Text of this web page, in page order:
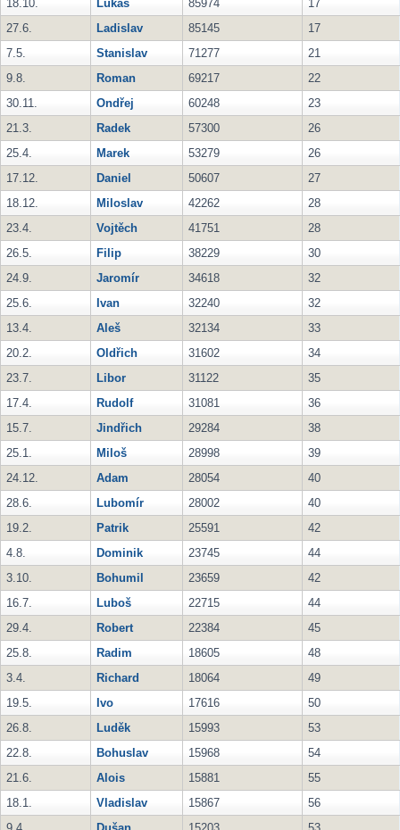
18.10.
Lukáš 85974
17
27.6.
Ladislav 85145
17
7.5.
Stanislav 71277
21
9.8.
Roman 69217
22
30.11.
Ondřej 60248
23
21.3.
Radek 57300
26
25.4.
Marek 53279
26
17.12.
Daniel 50607
27
18.12.
Miloslav 42262
28
23.4.
Vojtěch 41751
28
26.5.
Filip 38229
30
24.9.
Jaromír 34618
32
25.6.
Ivan 32240
32
13.4.
Aleš 32134
33
20.2.
Oldřich 31602
34
23.7.
Libor 31122
35
17.4.
Rudolf 31081
36
15.7.
Jindřich 29284
38
25.1.
Miloš 28998
39
24.12.
Adam 28054
40
28.6.
Lubomír 28002
40
19.2.
Patrik 25591
42
4.8.
Dominik 23745
44
3.10.
Bohumil 23659
42
16.7.
Luboš 22715
44
29.4.
Robert 22384
45
25.8.
Radim 18605
48
3.4.
Richard 18064
49
19.5.
Ivo 17616
50
26.8.
Luděk 15993
53
22.8.
Bohuslav 15968
54
21.6.
Alois 15881
55
18.1.
Vladislav 15867
56